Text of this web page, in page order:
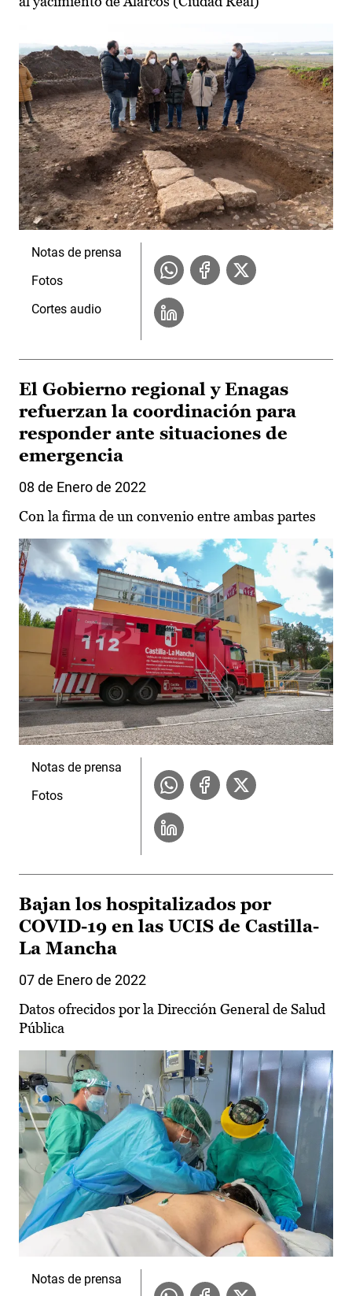
Notas de prensa
Fotos
Cortes audio
El Gobierno regional y Enagas
refuerzan la coordinación para
responder ante situaciones de
emergencia
08 de Enero de 2022
Con la firma de un convenio entre ambas partes
Notas de prensa
Fotos
Bajan los hospitalizados por
COVID-19 en las UCIS de Castilla-
La Mancha
07 de Enero de 2022
Datos ofrecidos por la Dirección General de Salud
Pública
Notas de prensa